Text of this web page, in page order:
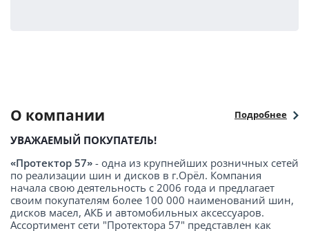
О компании Подробнее
УВАЖАЕМЫЙ ПОКУПАТЕЛЬ!
«Протектор 57» - одна из крупнейших розничных сетей
по реализации шин и дисков в г.Орёл. Компания
начала свою деятельность с 2006 года и предлагает
своим покупателям более 100 000 наименований шин,
дисков масел, АКБ и автомобильных аксессуаров.
Ассортимент сети "Протектора 57" представлен как